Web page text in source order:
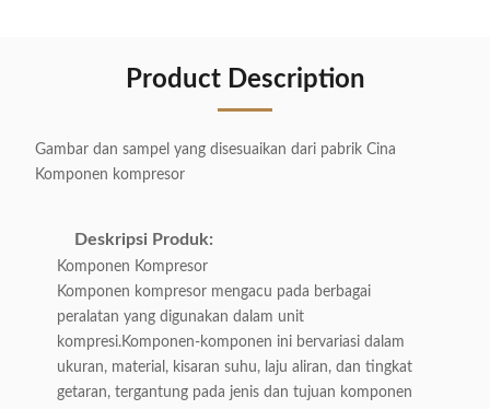
Product Description
Gambar dan sampel yang disesuaikan dari pabrik Cina
Komponen kompresor
Deskripsi Produk:
Komponen Kompresor
Komponen kompresor mengacu pada berbagai
peralatan yang digunakan dalam unit
kompresi.Komponen-komponen ini bervariasi dalam
ukuran, material, kisaran suhu, laju aliran, dan tingkat
getaran, tergantung pada jenis dan tujuan komponen